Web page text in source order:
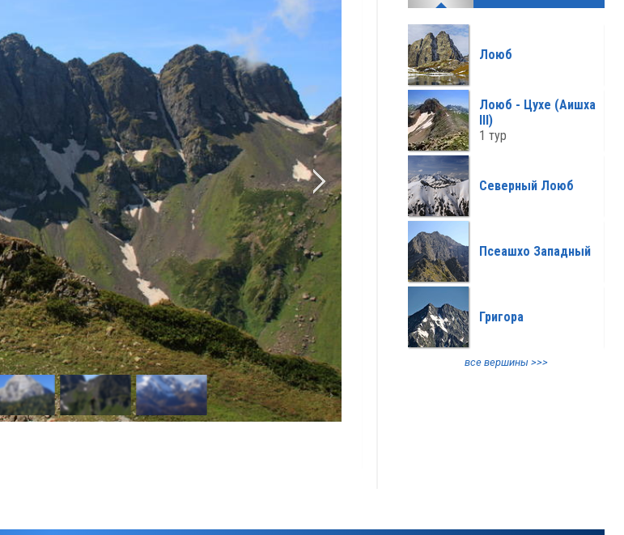
все климат >>>
Лоюб
Лоюб - Цухе (Аишха
III)
1 тур
Северный Лоюб
Псеашхо Западный
Григора
все вершины >>>